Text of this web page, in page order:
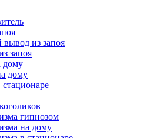
из запоя
запоя
дому
дому
гипнозом
на дому